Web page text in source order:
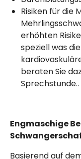
Risiken für die
erhöhten
speziell was
beraten Sie
Sprechstunde..
Engmaschige
Basierend auf